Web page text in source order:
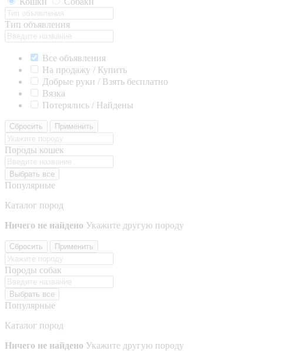
Тип объявления
Все объявления
На продажу / Купить
Добрые руки / Взять бесплатно
Вязка
Потерялись / Найдены
Сбросить Применить
Породы кошек
Выбрать все
Популярные
Каталог пород
Ничего не найдено Укажите другую породу
Сбросить Применить
Породы собак
Выбрать все
Популярные
Каталог пород
Ничего не найдено Укажите другую породу